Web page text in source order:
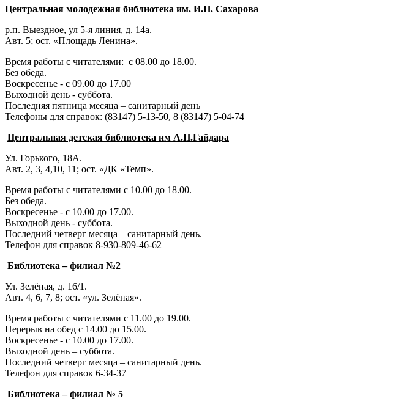
Центральная молодежная библиотека им. И.Н. Сахарова
р.п. Выездное, ул 5-я линия, д. 14а.
Авт. 5; ост. «Площадь Ленина».
Время работы с читателями: с 08.00 до 18.00.
Без обеда.
Воскресенье - с 09.00 до 17.00
Выходной день - суббота.
Последняя пятница месяца – санитарный день
Телефоны для справок: (83147) 5-13-50, 8 (83147) 5-04-74
Центральная детская библиотека им А.П.Гайдара
Ул. Горького, 18А.
Авт. 2, 3, 4,10, 11; ост. «ДК «Темп».
Время работы с читателями с 10.00 до 18.00.
Без обеда.
Воскресенье - с 10.00 до 17.00.
Выходной день - суббота.
Последний четверг месяца – санитарный день.
Телефон для справок 8-930-809-46-62
Библиотека – филиал №2
Ул. Зелёная, д. 16/1.
Авт. 4, 6, 7, 8; ост. «ул. Зелёная».
Время работы с читателями с 11.00 до 19.00.
Перерыв на обед с 14.00 до 15.00.
Воскресенье - с 10.00 до 17.00.
Выходной день – суббота.
Последний четверг месяца – санитарный день.
Телефон для справок 6-34-37
Библиотека – филиал № 5